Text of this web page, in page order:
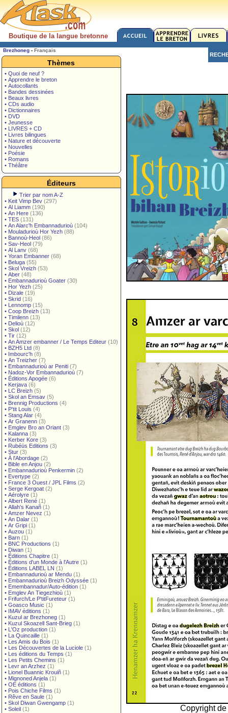
Boutique de la langue bretonne
Brezhoneg - Français
Thèmes
• Quoi de neuf ?
• Apprendre le breton
• Autocollants
• Bandes dessinées
• Beaux livres
• CDs audio
• Dictionnaires
• DVD
• Jeunesse
• LIVRES + CD
• Livres bilingues
• Nature et découverte
• Nouvelles
• Poésie
• Romans
• Théâtre
Éditeurs
Trier par nom A-Z
• Keit Vimp Bev (297)
• Al Liamm (190)
• An Here (136)
• TES (131)
• An Alarc'h Embannadurioù (104)
• Mouladurioù Hor Yezh (88)
• Bannoù-Heol (86)
• Sav-Heol (79)
• Al Lanv (68)
• Yoran Embanner (68)
• Beluga (55)
• Skol Vreizh (53)
• Aber (48)
• Embannadurioù Goater (30)
• Hor Yezh (25)
• Dizale (19)
• Skrid (16)
• Lennomp (15)
• Coop Breizh (13)
• Timilenn (13)
• Delioù (12)
• Skol (12)
• Tir (12)
• An Amzer embanner / Le Temps Editeur (10)
• BZH5 Ltd (8)
• Imbourc'h (8)
• An Treizher (7)
• Embannadurioù ar Peniti (7)
• Nadoz-Vor Embannadurioù (7)
• Éditions Apogée (6)
• Kerjava (6)
• LC Breizh (5)
• Skol an Emsav (5)
• Brennig Productions (4)
• P'tit Louis (4)
• Stang Alar (4)
• Ar Granenn (3)
• Emglev Bro an Oriant (3)
• Kalanna (3)
• Kerber Kore (3)
• Rubéüs Editions (3)
• Stur (3)
• À l'Abordage (2)
• Bible en Anjou (2)
• Embannadurioù Penkermin (2)
• Evertype (2)
• France 3 Ouest / JPL Films (2)
• Serge Kergoat (2)
• Aérolyre (1)
• Albert René (1)
• Allah's Kanañ (1)
• Amzer Nevez (1)
• An Dalar (1)
• Ar Gripi (1)
• Auzou (1)
• Barn (1)
• BNC Productions (1)
• Diwan (1)
• Éditions Chapitre (1)
• Éditions d'un Monde à l'Autre (1)
• Éditions LABEL LN (1)
• Embannadurioù ar Mendu (1)
• Embannadurioù Breizh Odyssée (1)
• Emembannadur/Auto-édition (1)
• Emglev An Tiegezhioù (1)
• Frifurch/Le P'titFureteur (1)
• Goasco Music (1)
• IMAV éditions (1)
• Kuzul ar Brezhoneg (1)
• Kuzul Skoazell Sant-Brieg (1)
• L'Oz production (1)
• La Quincaille (1)
• Les Amis du Bois (1)
• Les Découvertes de la Luciole (1)
• Les éditions du Temps (1)
• Les Petits Chemins (1)
• Levr an Arzhez (1)
• Lionel Buannic Krouiñ (1)
• Mignoned Anjela (1)
• OE éditions (1)
• Pois Chiche Films (1)
• Rêve en Saule (1)
• Skol Diwan Gwengamp (1)
• Soleil (1) Copyright